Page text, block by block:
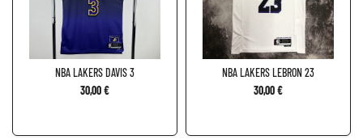
NBA LAKERS DAVIS 3
30,00 €
NBA LAKERS LEBRON 23
30,00 €